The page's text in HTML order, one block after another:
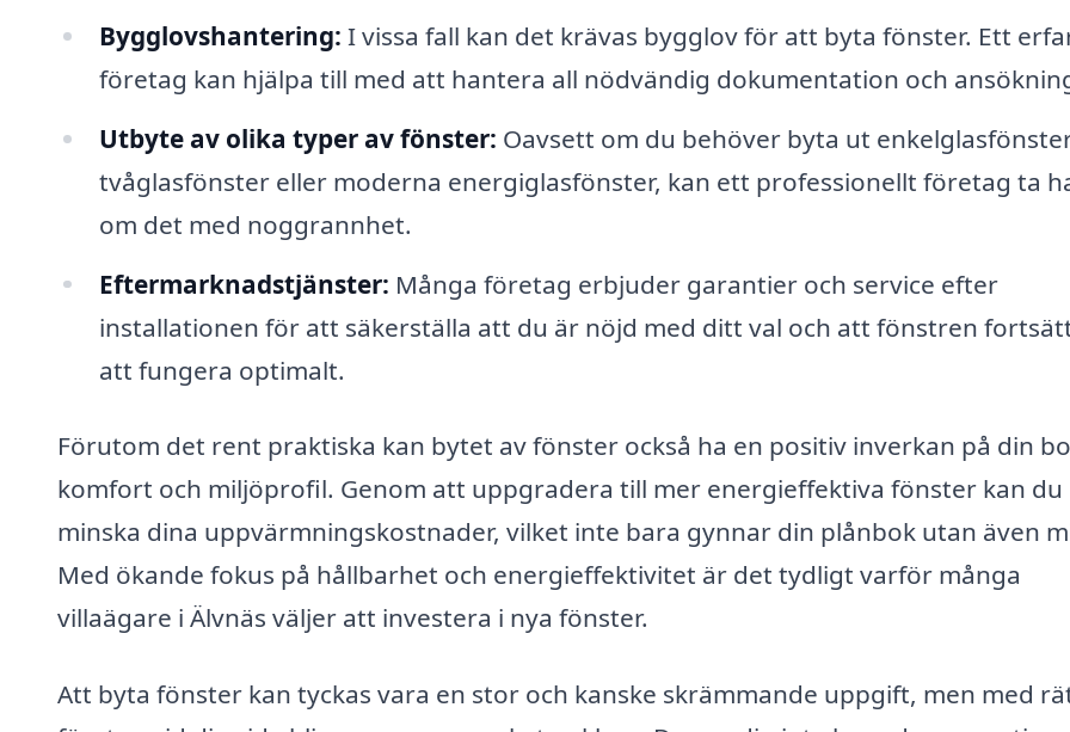
Bygglovshantering: I vissa fall kan det krävas bygglov för att byta fönster. Ett
företag kan hjälpa till med att hantera all nödvändig dokumentation och
Utbyte av olika typer av fönster: Oavsett om du behöver byta ut
tvåglasfönster eller moderna energiglasfönster, kan ett professionellt företag ta
om det med noggrannhet.
Eftermarknadstjänster: Många företag erbjuder garantier och service efter
installationen för att säkerställa att du är nöjd med ditt val och att fönstren
att fungera optimalt.
Förutom det rent praktiska kan bytet av fönster också ha en positiv inverkan på din
komfort och miljöprofil. Genom att uppgradera till mer energieffektiva fönster kan du
minska dina uppvärmningskostnader, vilket inte bara gynnar din plånbok utan även
Med ökande fokus på hållbarhet och energieffektivitet är det tydligt varför många
villaägare i Älvnäs väljer att investera i nya fönster.
Att byta fönster kan tyckas vara en stor och kanske skrämmande uppgift, men med